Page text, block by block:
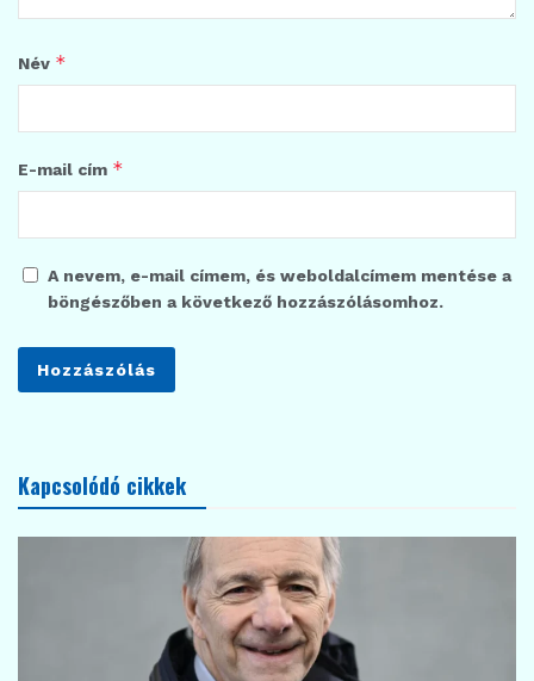
Név *
E-mail cím *
A nevem, e-mail címem, és weboldalcímem mentése a
böngészőben a következő hozzászólásomhoz.
Kapcsolódó cikkek